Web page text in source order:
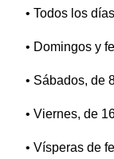
• Todos los
• Domingos y
• Sábados, de
• Viernes, de
• Vísperas de